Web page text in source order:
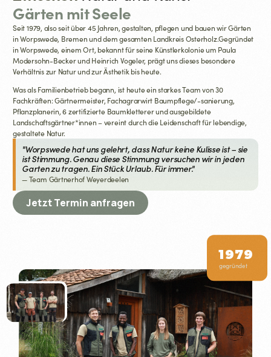
Gärten mit Seele
Seit 1979, also seit über 45 Jahren, gestalten, pflegen und bauen wir Gärten
in Worpswede, Bremen und dem gesamten Landkreis Osterholz.Gegründet
in Worpswede, einem Ort, bekannt für seine Künstlerkolonie um Paula
Modersohn-Becker und Heinrich Vogeler, prägt uns dieses besondere
Verhältnis zur Natur und zur Ästhetik bis heute.
Was als Familienbetrieb begann, ist heute ein starkes Team von 30
Fachkräften: Gärtnermeister, Fachagrarwirt Baumpflege/-sanierung,
Pflanzplanerin, 6 zertifizierte Baumkletterer und ausgebildete
Landschaftsgärtner*innen – vereint durch die Leidenschaft für lebendige,
gestaltete Natur.
"Worpswede hat uns gelehrt, dass Natur keine Kulisse ist – sie
ist Stimmung. Genau diese Stimmung versuchen wir in jeden
Garten zu tragen. Ein Stück Urlaub. Für immer."
— Team Gärtnerhof Weyerdeelen
Jetzt Termin anfragen
1979
gegründet